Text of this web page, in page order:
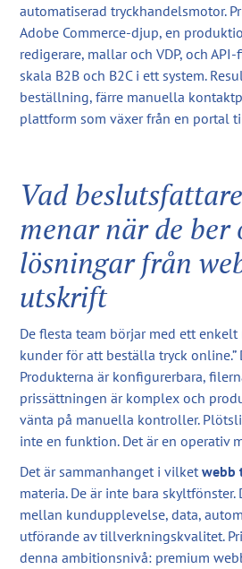
automatiserad tryckhandelsmotor.
Adobe Commerce-djup, en
redigerare, mallar och VDP, och
skala B2B och B2C i ett system.
beställning, färre manuella
plattform som växer från en portal
Vad
menar när de ber
lösningar från
utskrift
De flesta team börjar med ett enkelt
kunder för att beställa tryck online.”
Produkterna är konfigurerbara,
prissättningen är komplex och
vänta på manuella kontroller.
inte en funktion. Det är en operativ
Det är sammanhanget i vilketwebb
materia. De är inte bara
mellan kundupplevelse, data,
utförande av tillverkningskvalitet.
denna ambitionsnivå: premium